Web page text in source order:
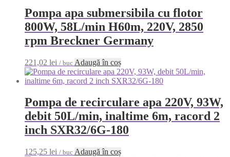
Pompa apa submersibila cu flotor
800W, 58L/min H60m, 220V, 2850
rpm Breckner Germany
221,02 lei / buc Adaugă în coș
Pompa de recirculare apa 220V, 93W,
debit 50L/min, inaltime 6m, racord 2
inch SXR32/6G-180
125,25 lei / buc Adaugă în coș